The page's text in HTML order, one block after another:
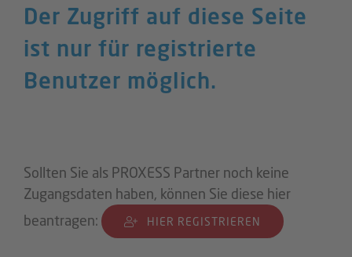
Der Zugriff auf diese Seite
ist nur für registrierte
Benutzer möglich.
Sollten Sie als PROXESS Partner noch keine
Zugangsdaten haben, können Sie diese hier
beantragen:
HIER REGISTRIEREN